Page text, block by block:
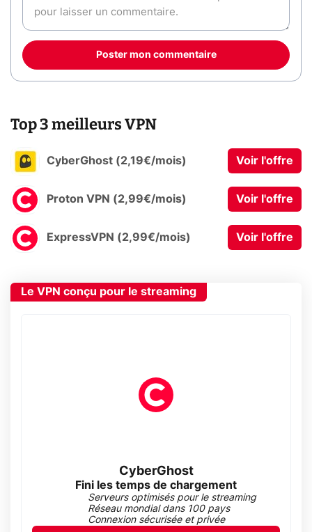
Poster mon commentaire
Top 3 meilleurs VPN
CyberGhost (2,19€/mois) Voir l'offre
Proton VPN (2,99€/mois) Voir l'offre
ExpressVPN (2,99€/mois) Voir l'offre
Le VPN conçu pour le streaming
CyberGhost
Fini les temps de chargement
Serveurs optimisés pour le streaming
Réseau mondial dans 100 pays
Connexion sécurisée et privée